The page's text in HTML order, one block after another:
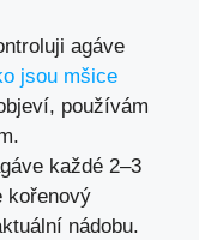
agáve
jsou mšice
používám
každé 2–3
kořenový
nádobu.